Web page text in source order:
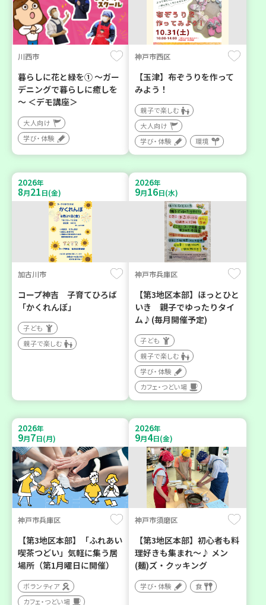
川西市
暮らしに花と緑を① ～ガー
デニングで暮らしに癒しを
～ ＜デモ講座＞
大人向け
学び・体験
神戸市西区
【玉津】布ぞうりを作って
みよう！
親子で楽しむ
大人向け
学び・体験
環境
2026年
8月21日(金)
加古川市
コープ神吉 子育てひろば
「かくれんぼ」
子ども
親子で楽しむ
2026年
9月16日(水)
神戸市兵庫区
【第3地区本部】ほっとひと
いき 親子でゆったりタイ
ム♪(毎月開催予定)
子ども
親子で楽しむ
学び・体験
カフェ・つどい場
2026年
9月7日(月)
神戸市兵庫区
【第3地区本部】「ふれあい
喫茶つどい」気軽に集う居
場所（第1月曜日に開催）
ボランティア
カフェ・つどい場
2026年
9月4日(金)
神戸市須磨区
【第3地区本部】初心者も料
理好きも集まれ～♪ メン
(麺)ズ・クッキング
学び・体験 食